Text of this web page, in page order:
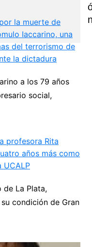
la muerte de
Iaccarino, una
del terrorismo de
la dictadura
a los 79 años
social,
profesora Rita
años más como
UCALP
de La Plata,
condición de Gran
Next